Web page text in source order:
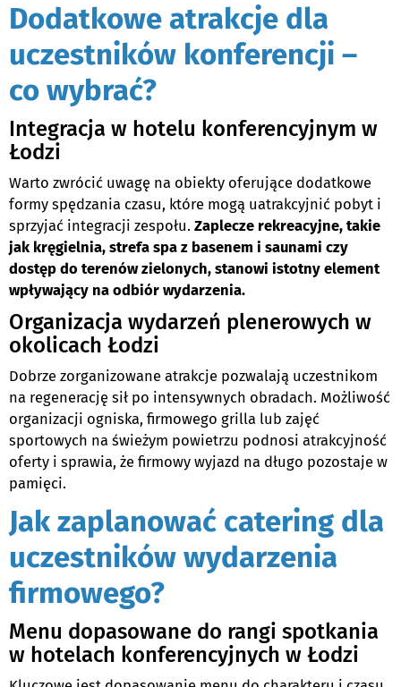
Dodatkowe atrakcje dla
uczestników konferencji –
co wybrać?
Integracja w hotelu konferencyjnym w
Łodzi
Warto zwrócić uwagę na obiekty oferujące dodatkowe
formy spędzania czasu, które mogą uatrakcyjnić pobyt i
sprzyjać integracji zespołu. Zaplecze rekreacyjne, takie
jak kręgielnia, strefa spa z basenem i saunami czy
dostęp do terenów zielonych, stanowi istotny element
wpływający na odbiór wydarzenia.
Organizacja wydarzeń plenerowych w
okolicach Łodzi
Dobrze zorganizowane atrakcje pozwalają uczestnikom
na regenerację sił po intensywnych obradach. Możliwość
organizacji ogniska, firmowego grilla lub zajęć
sportowych na świeżym powietrzu podnosi atrakcyjność
oferty i sprawia, że firmowy wyjazd na długo pozostaje w
pamięci.
Jak zaplanować catering dla
uczestników wydarzenia
firmowego?
Menu dopasowane do rangi spotkania
w hotelach konferencyjnych w Łodzi